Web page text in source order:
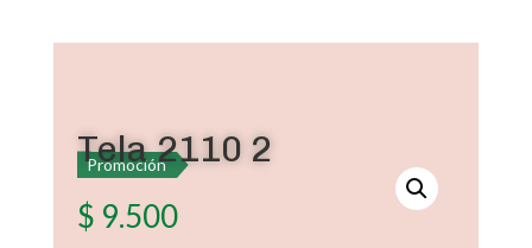
Promoción
Tela 2110 2
$ 9.500